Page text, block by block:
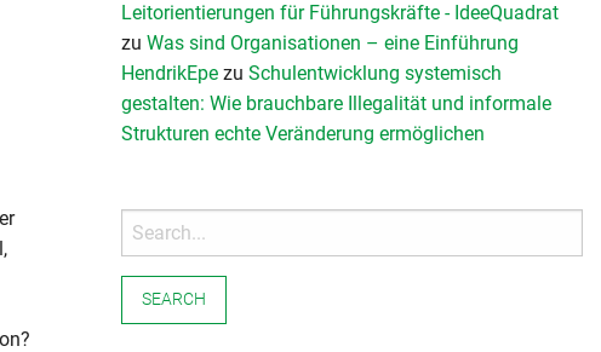
Leitorientierungen für Führungskräfte - IdeeQuadrat
zu Was sind Organisationen – eine Einführung
HendrikEpezu Schulentwicklung systemisch
gestalten: Wie brauchbare Illegalität und informale
Strukturen echte Veränderung ermöglichen